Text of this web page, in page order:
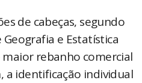
de cabeças, segundo
e Estatística
maior rebanho comercial
a identificação individual